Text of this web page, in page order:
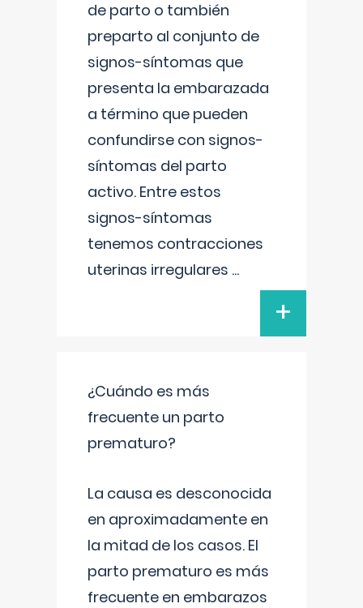
de parto o también
preparto al conjunto de
signos-síntomas que
presenta la embarazada
a término que pueden
confundirse con signos-
síntomas del parto
activo. Entre estos
signos-síntomas
tenemos contracciones
uterinas irregulares ...
+
¿Cuándo es más
frecuente un parto
prematuro?
La causa es desconocida
en aproximadamente en
la mitad de los casos. El
parto prematuro es más
frecuente en embarazos